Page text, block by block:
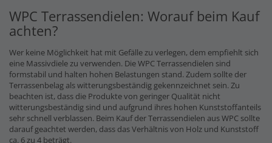
WPC Terrassendielen: Worauf beim Kauf
achten?
Wer keine Möglichkeit hat mit Gefälle zu verlegen, dem empfiehlt sich
eine Massivdiele zu verwenden. Die WPC Terrassendielen sind
formstabil und halten hohen Belastungen stand. Zudem sollte der
Terrassenbelag als witterungsbeständig gekennzeichnet sein. Zu
beachten ist, dass die Produkte von geringer Qualität nicht
witterungsbeständig sind und aufgrund ihres hohen Kunststoffanteils
sehr schnell verblassen. Beim Kauf der Terrassendielen aus WPC sollte
darauf geachtet werden, dass das Verhältnis von Holz und Kunststoff
ca. 6 zu 4 beträgt.